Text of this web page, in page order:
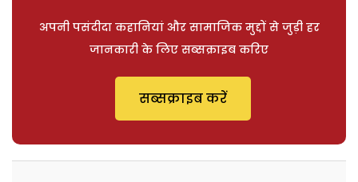
अपनी पसंदीदा कहानियां और सामाजिक मुद्दों से जुड़ी हर
जानकारी के लिए सब्सक्राइब करिए
सब्सक्राइब करें